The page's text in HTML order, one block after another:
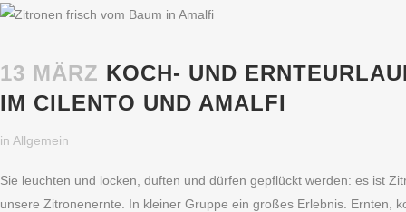
13 MÄRZ KOCH- UND
IM CILENTO UND AMALFI
in Allgemein
Sie leuchten und locken, duften und dürfen gepflückt werden: es ist
unsere Zitronenernte. In kleiner Gruppe ein großes Erlebnis. Ernten,